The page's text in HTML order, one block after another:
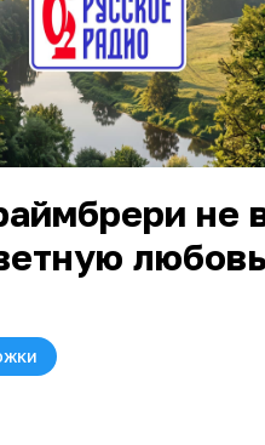
не
любовь